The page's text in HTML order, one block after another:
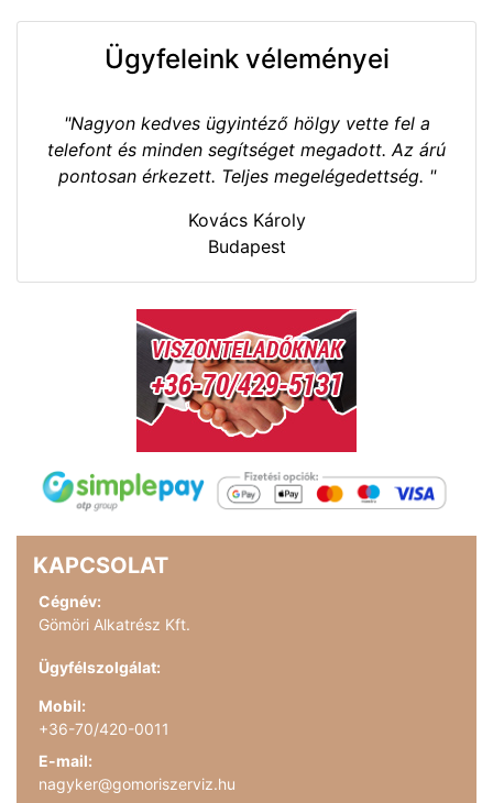
Ügyfeleink véleményei
"Nagyon kedves ügyintéző hölgy vette fel a
telefont és minden segítséget megadott. Az árú
pontosan érkezett. Teljes megelégedettség. "
Kovács Károly
Budapest
KAPCSOLAT
Cégnév:
Gömöri Alkatrész Kft.
Ügyfélszolgálat:
Mobil:
+36-70/420-0011
E-mail:
nagyker@gomoriszerviz.hu